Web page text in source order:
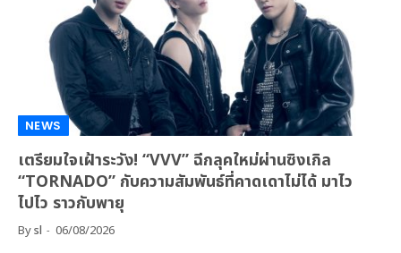
NEWS
เตรียมใจเฝ้าระวัง! “VVV” ฉีกลุคใหม่ผ่านซิงเกิล
“TORNADO” กับความสัมพันธ์ที่คาดเดาไม่ได้ มาไว
ไปไว ราวกับพายุ
Bysl 06/08/2026